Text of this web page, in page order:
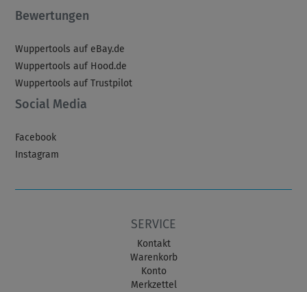
Bewertungen
Wuppertools auf eBay.de
Wuppertools auf Hood.de
Wuppertools auf Trustpilot
Social Media
Facebook
Instagram
SERVICE
Kontakt
Warenkorb
Konto
Merkzettel